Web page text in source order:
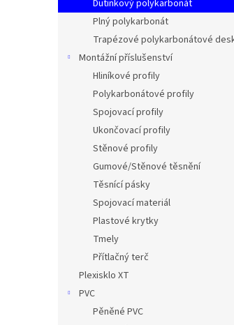
n
Dutinkový polykarbonát
Plný polykarbonát
Trapézové polykarbonátové
Montážní příslušenství
Hliníkové profily
Polykarbonátové profily
Spojovací profily
Ukončovací profily
Stěnové profily
Gumové/Stěnové těsnění
Těsnící pásky
Spojovací materiál
Plastové krytky
Tmely
Přítlačný terč
Plexisklo XT
PVC
Pěněné PVC